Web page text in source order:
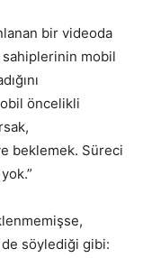
bir videoda
sahiplerinin mobil
öncelikli
beklemek. Süreci
söylediği gibi: